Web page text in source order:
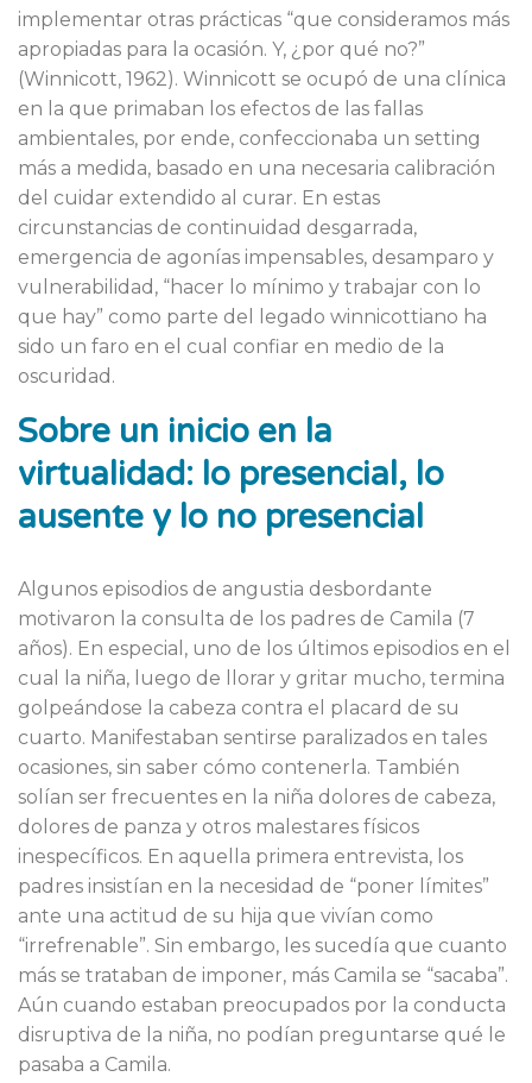
implementar otras prácticas “que consideramos más
apropiadas para la ocasión. Y, ¿por qué no?”
(Winnicott, 1962). Winnicott se ocupó de una clínica
en la que primaban los efectos de las fallas
ambientales, por ende, confeccionaba un setting
más a medida, basado en una necesaria calibración
del cuidar extendido al curar. En estas
circunstancias de continuidad desgarrada,
emergencia de agonías impensables, desamparo y
vulnerabilidad, “hacer lo mínimo y trabajar con lo
que hay” como parte del legado winnicottiano ha
sido un faro en el cual confiar en medio de la
oscuridad.
Sobre un inicio en la
virtualidad: lo presencial, lo
ausente y lo no presencial
Algunos episodios de angustia desbordante
motivaron la consulta de los padres de Camila (7
años). En especial, uno de los últimos episodios en el
cual la niña, luego de llorar y gritar mucho, termina
golpeándose la cabeza contra el placard de su
cuarto. Manifestaban sentirse paralizados en tales
ocasiones, sin saber cómo contenerla. También
solían ser frecuentes en la niña dolores de cabeza,
dolores de panza y otros malestares físicos
inespecíficos. En aquella primera entrevista, los
padres insistían en la necesidad de “poner límites”
ante una actitud de su hija que vivían como
“irrefrenable”. Sin embargo, les sucedía que cuanto
más se trataban de imponer, más Camila se “sacaba”.
Aún cuando estaban preocupados por la conducta
disruptiva de la niña, no podían preguntarse qué le
pasaba a Camila.